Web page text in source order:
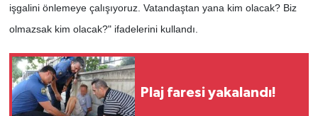
işgalini önlemeye çalışıyoruz. Vatandaştan yana kim olacak? Biz
olmazsak kim olacak?" ifadelerini kullandı.
Plaj faresi yakalandı!